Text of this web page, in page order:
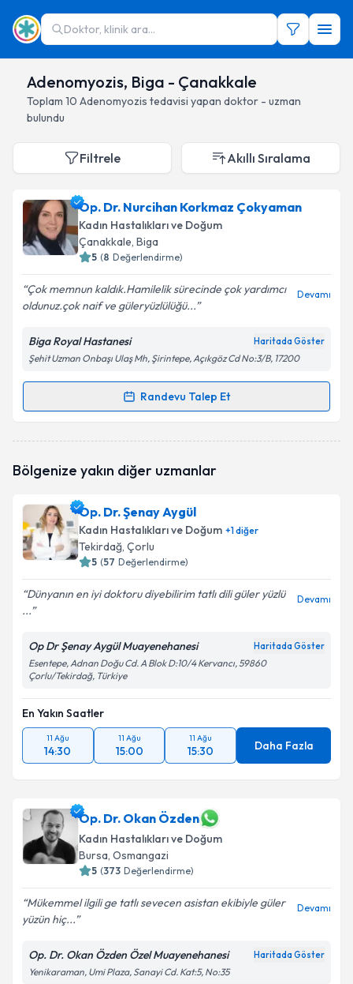
Doktor, klinik ara...
Adenomyozis, Biga - Çanakkale
Toplam 10 Adenomyozis tedavisi yapan doktor - uzman
bulundu
Filtrele Akıllı Sıralama
Op. Dr. Nurcihan Korkmaz Çokyaman
Kadın Hastalıkları ve Doğum
Çanakkale, Biga
5 (8 Değerlendirme)
Çok memnun kaldık.Hamilelik sürecinde çok yardımcı
oldunuz.çok naif ve güleryüzlülüğü...
Devamı
Biga Royal Hastanesi Haritada Göster
Şehit Uzman Onbaşı Ulaş Mh, Şirintepe, Açıkgöz Cd No:3/B, 17200
Randevu Talep Et
Randevu Takvimi Talebi
takvimi talebi oluşturun. Size bu uzmandan randevu
bilgilendireceğiz.
E-posta Adresiniz
kapsamda işlenmesini kabul ediyorum.
Takvim Talebini Gönder
Bölgenize yakın diğer uzmanlar
Op. Dr. Şenay Aygül
Kadın Hastalıkları ve Doğum +1diğer
Tekirdağ, Çorlu
5 (57 Değerlendirme)
Dünyanın en iyi doktoru diyebilirim tatlı dili güler yüzlü
...
Devamı
Op Dr Şenay Aygül Muayenehanesi Haritada Göster
Esentepe, Adnan Doğu Cd. A Blok D:10/4 Kervancı, 59860
Çorlu/Tekirdağ, Türkiye
En Yakın Saatler
11 Ağu
14:30
11 Ağu
15:00
11 Ağu
15:30 Daha Fazla
Op. Dr. Okan Özden
Kadın Hastalıkları ve Doğum
Bursa, Osmangazi
5 (373 Değerlendirme)
Mükemmel ilgili ge tatlı sevecen asistan ekibiyle güler
yüzün hiç...
Devamı
Op. Dr. Okan Özden Özel Muayenehanesi Haritada Göster
Yenikaraman, Umi Plaza, Sanayi Cd. Kat:5, No:35